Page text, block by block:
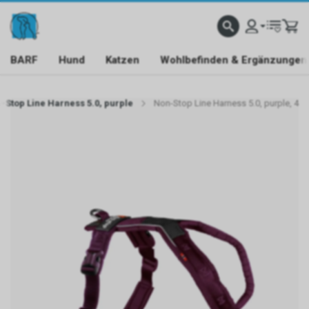
BARF Hund Katzen Wohlbefinden & Ergänzungen
Stop Line Harness 5.0, purple Non-Stop Line Harness 5.0, purple, 4